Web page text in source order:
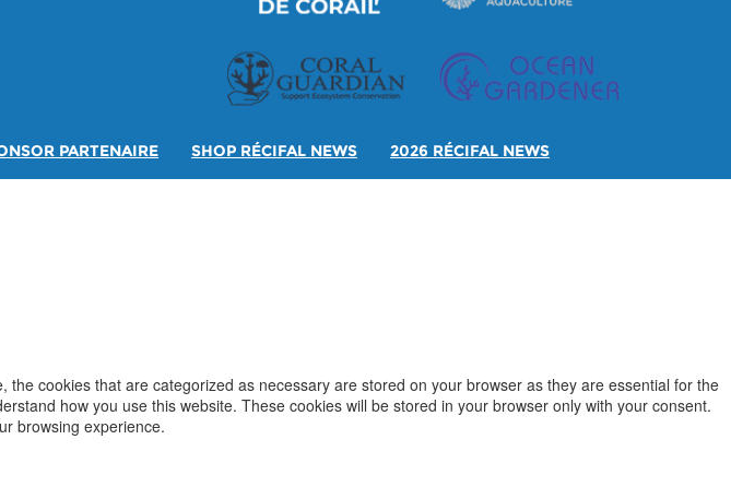
PARTENAIRE SHOP RÉCIFAL NEWS 2026 RÉCIFAL NEWS
cookies that are categorized as necessary are stored on your browser as they are essential for the
how you use this website. These cookies will be stored in your browser only with your consent.
browsing experience.